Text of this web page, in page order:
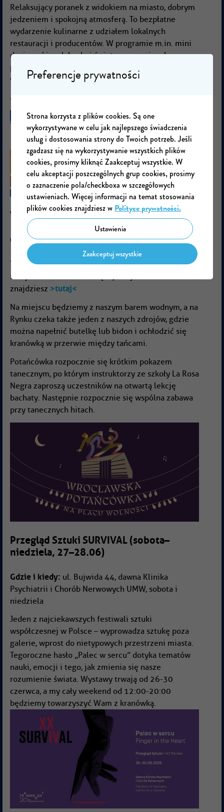
Relaksujący poranek z widokiem na miasto, dobrym
jedzeniem i spokojną atmosferą. To bezpłatne
wydarzenie kulinarne z udziałem lokalnych
restauracji i producentów. W programie m.in. mini
dania z różnych kuchni świata oraz regionalne
produkty. Obowiązują wcześniejsze zapisy ze
względu na ograniczoną liczbę miejsc.
Wrocławska potańcówka (sobota, 27.06)
Gdzie i kiedy:Rynek / plac Gołębi, sobota, godz.:
18:00-22:00
Tańce pod gołym niebem i letnia atmosfera w
samym sercu miasta – więcej o wydarzeniu
znajdziesz >tutaj<
Na miejscu będziemy z naszym barem wodnym, a na
Rynku czeka także jeden z naszych zdrojów, gdzie
można napełnić butelkę lub bidon i ochłodzić się
kranówką w przerwie między tańcami.
Potańcówka rozpocznie się krótkim pokazem
tanecznym, po którym instruktorzy ze szkoły La Rosa
Negra zaproszą uczestników na otwartą lekcję
bachaty. Następnie rozpocznie się wspólna zabawa
przy tanecznych hitach.
Przegląd Sztuki SURVIVAL (sobota–
niedziela, 27–28.06)
Gdzie i kiedy: ul. Bujwida 44, dawna Klinika
Psychiatrii i Chorób Nerwowych UMW, sobota i
niedziela
Jeden z najciekawszych festiwali sztuki
współczesnej w Polsce – wyprowadza sztukę poza
galerie, wprost do nietypowych przestrzeni miasta.
Tegoroczne hasło „Palec w sercu” dotyka tematów
nauki, emocji i tego, jak zmienia się nasze
rozumienie świata. Wystawy trwają od 26-30
czerwca, a my cały weekend od 12:00-20:00
będziemy towarzyszyć Wam z kranówką.
Preferencje prywatności
Strona korzysta z plików cookies. Są one
wykorzystywane w celu jak najlepszego świadczenia
usług i dostosowania strony do Twoich potrzeb. Jeśli
zgadzasz się na wykorzystywanie wszystkich plików
cookies, prosimy kliknąć Zaakceptuj wszystkie. W
celu akceptacji poszczególnych grup cookies, prosimy
o zaznaczenie pola/checkboxa w szczegółowych
ustawieniach. Więcej informacji na temat stosowania
plików cookies znajdziesz w Polityce prywatności.
Ustawienia
Zaakceptuj wszystkie